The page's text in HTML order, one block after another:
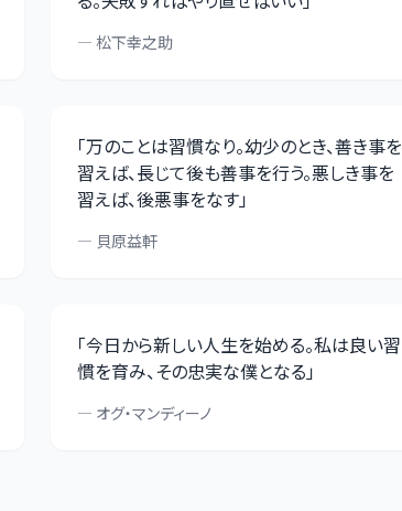
—松下幸之助
「万のことは習慣なり。幼少のとき、善き事を
習えば、長じて後も善事を行う。悪しき事を
習えば、後悪事をなす」
— 貝原益軒
「今日から新しい人生を始める。私は良い習
慣を育み、その忠実な僕となる」
— オグ・マンディーノ